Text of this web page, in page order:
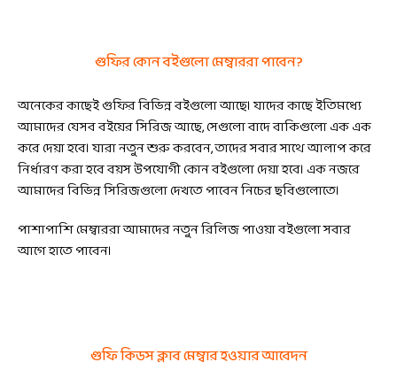
গুফির কোন বইগুলো মেম্বাররা পাবেন?
অনেকের কাছেই গুফির বিভিন্ন বইগুলো আছে। যাদের কাছে ইতিমধ্যে
আমাদের যেসব বইয়ের সিরিজ আছে, সেগুলো বাদে বাকিগুলো এক এক
করে দেয়া হবে। যারা নতুন শুরু করবেন, তাদের সবার সাথে আলাপ করে
নির্ধারণ করা হবে বয়স উপযোগী কোন বইগুলো দেয়া হবে। এক নজরে
আমাদের বিভিন্ন সিরিজগুলো দেখতে পাবেন নিচের ছবিগুলোতে।
পাশাপাশি মেম্বাররা আমাদের নতুন রিলিজ পাওয়া বইগুলো সবার
আগে হাতে পাবেন।
গুফি কিডস ক্লাব মেম্বার হওয়ার আবেদন